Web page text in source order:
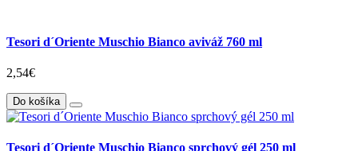
Tesori d´Oriente Muschio Bianco aviváž 760 ml
2,54€
Do košíka
Tesori d´Oriente Muschio Bianco sprchový gél 250 ml